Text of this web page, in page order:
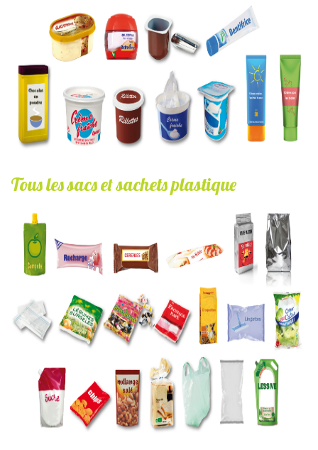
Tous les sacs et sachets plastique
sacs_et_sachets_plastique.jpg